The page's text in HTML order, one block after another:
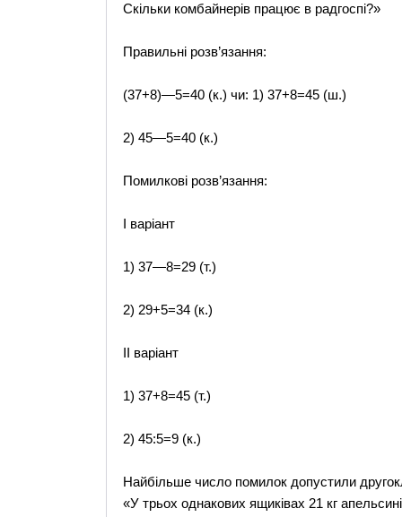
Скільки комбайнерів працює в радгоспі?»
Правильні розв’язання:
(37+8)—5=40 (к.) чи: 1) 37+8=45 (ш.)
2) 45—5=40 (к.)
Помилкові розв’язання:
I варіант
1) 37—8=29 (т.)
2) 29+5=34 (к.)
II варіант
1) 37+8=45 (т.)
2) 45:5=9 (к.)
Найбільше число помилок допустили
«У трьох однакових ящиківах 21 кг